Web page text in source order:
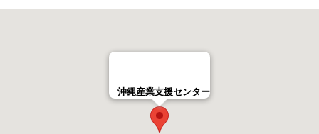
沖縄産業支援センター